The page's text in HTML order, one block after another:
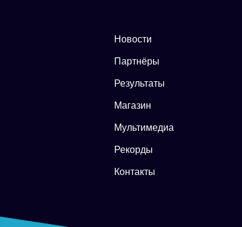
Новости
Партнёры
Результаты
Магазин
Мультимедиа
Рекорды
Контакты